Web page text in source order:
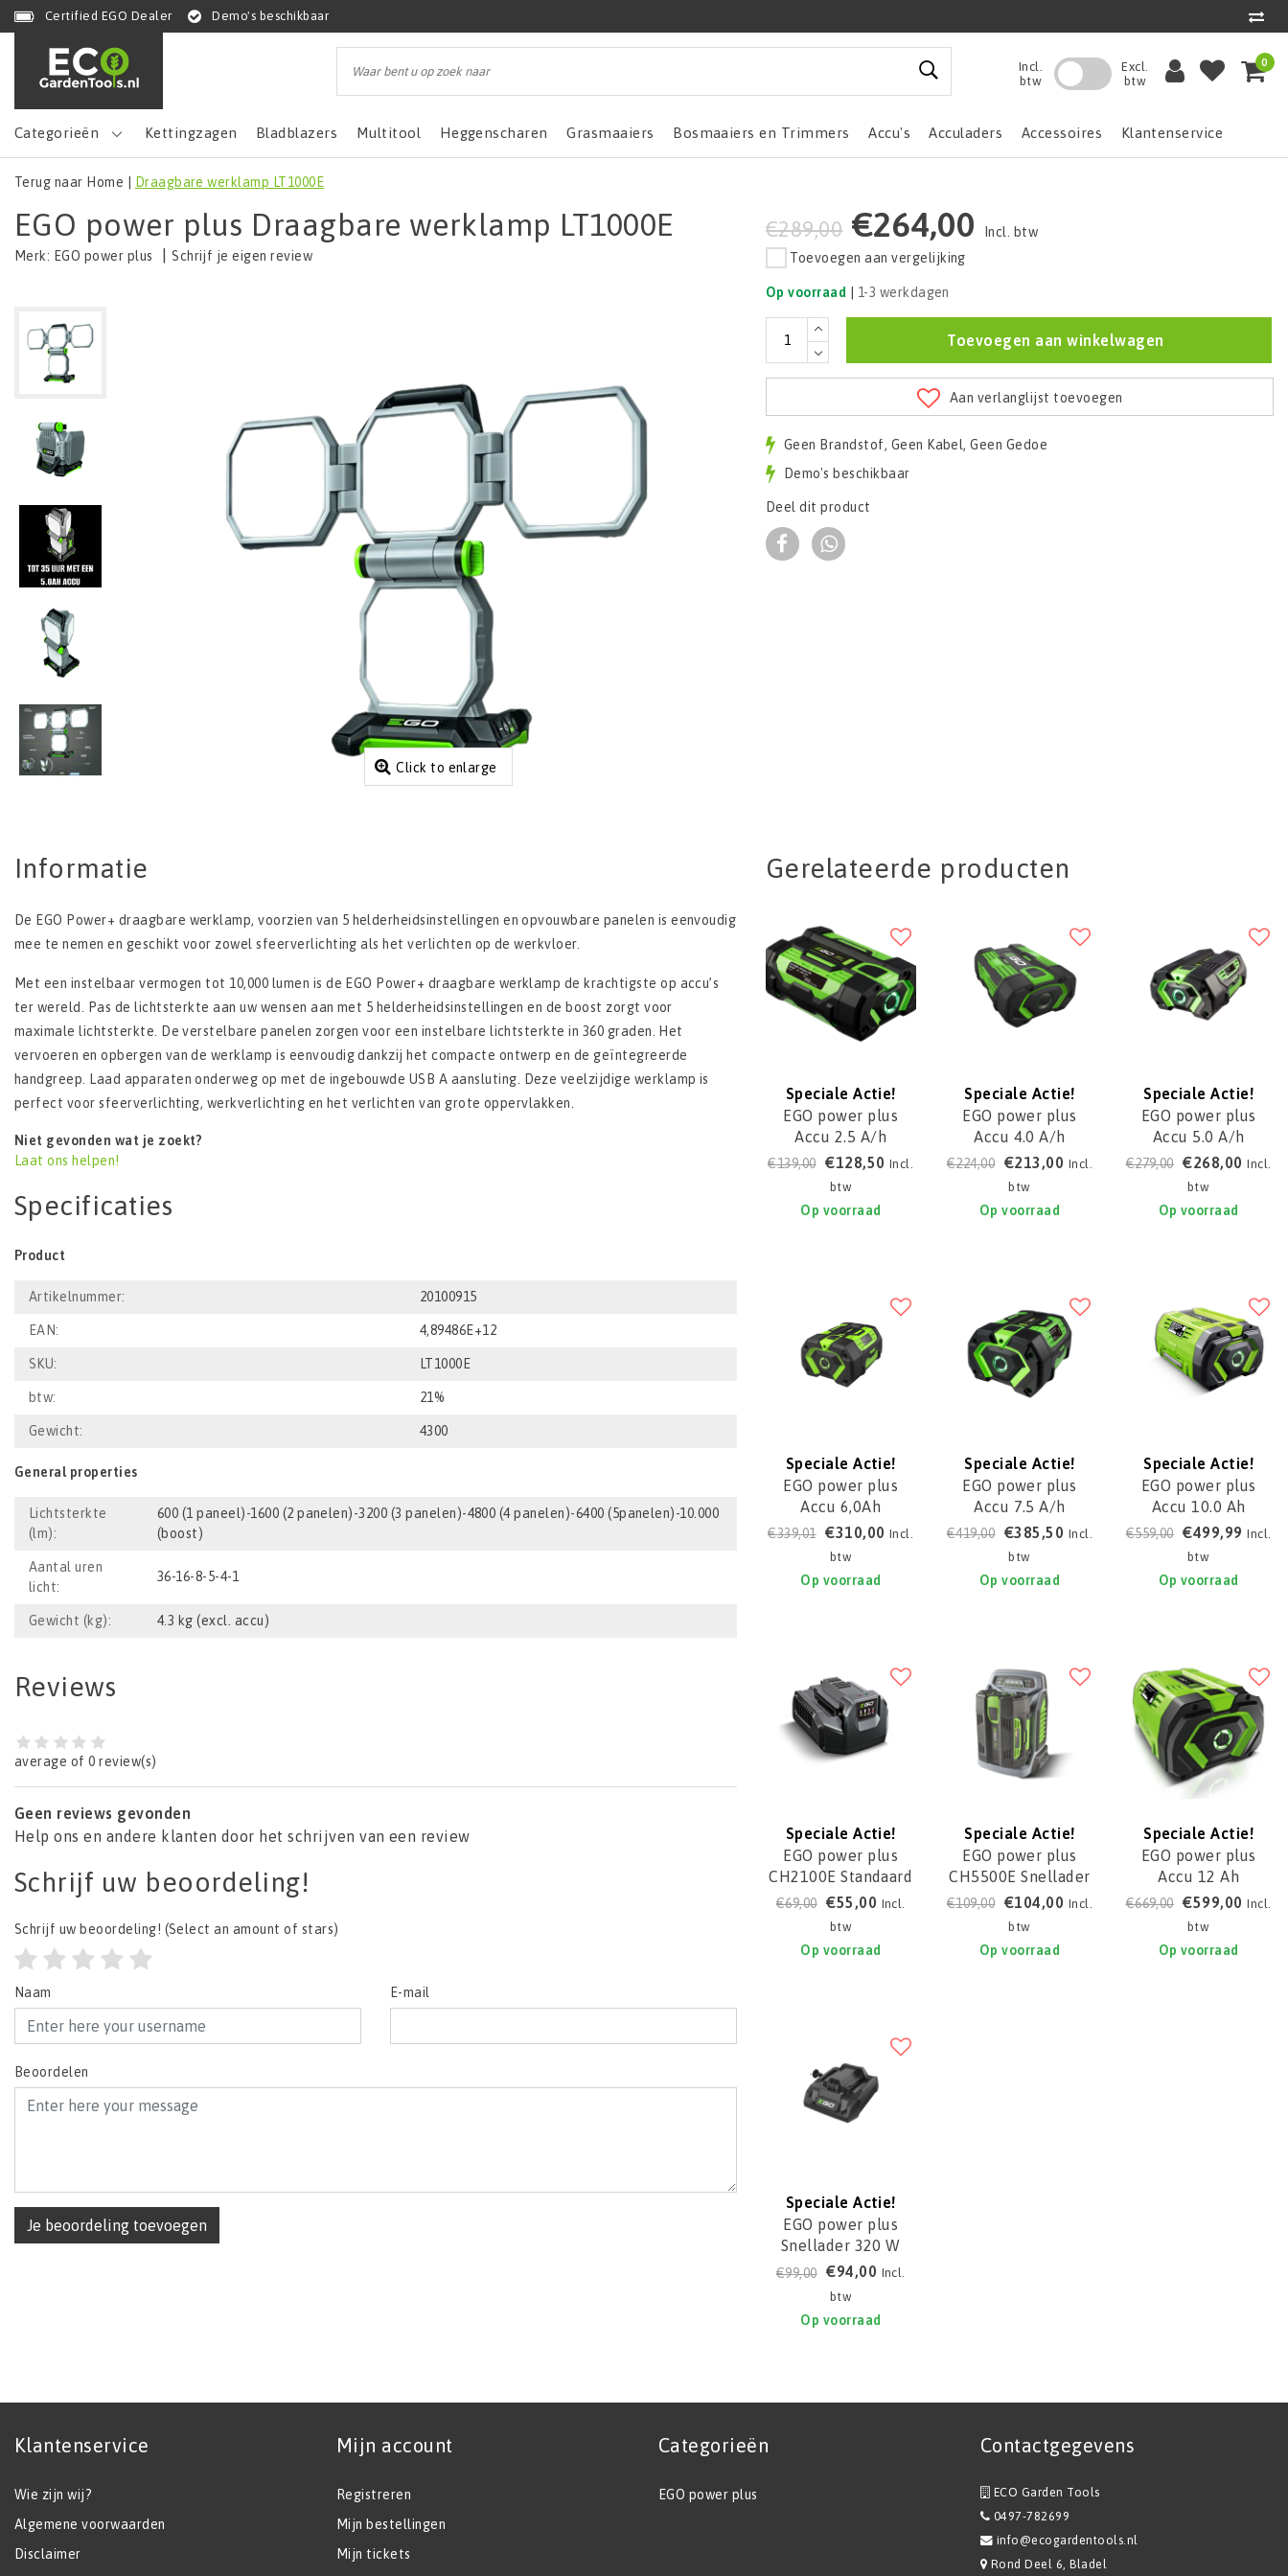
Certified EGO Dealer Demo's beschikbaar
Incl.
btw
Excl.
btw
0
Categorieën Kettingzagen Bladblazers Multitool Heggenscharen Grasmaaiers Bosmaaiers en Trimmers Accu's Acculaders Accessoires Klantenservice
Terug naar Home Draagbare werklamp LT1000E
EGO power plus Draagbare werklamp LT1000E
Merk: EGO power plus |Schrijf je eigen review
Click to enlarge
€289,00 €264,00
Incl. btw
Toevoegen aan vergelijking
Op voorraad 1-3 werkdagen
Toevoegen aan winkelwagen
Aan verlanglijst toevoegen
Geen Brandstof, Geen Kabel, Geen Gedoe
Demo's beschikbaar
Deel dit product
Informatie
De EGO Power+ draagbare werklamp, voorzien van 5 helderheidsinstellingen en opvouwbare panelen is eenvoudig
mee te nemen en geschikt voor zowel sfeerverlichting als het verlichten op de werkvloer.
Met een instelbaar vermogen tot 10,000 lumen is de EGO Power+ draagbare werklamp de krachtigste op accu’s
ter wereld. Pas de lichtsterkte aan uw wensen aan met 5 helderheidsinstellingen en de boost zorgt voor
maximale lichtsterkte. De verstelbare panelen zorgen voor een instelbare lichtsterkte in 360 graden. Het
vervoeren en opbergen van de werklamp is eenvoudig dankzij het compacte ontwerp en de geïntegreerde
handgreep. Laad apparaten onderweg op met de ingebouwde USB A aansluting. Deze veelzijdige werklamp is
perfect voor sfeerverlichting, werkverlichting en het verlichten van grote oppervlakken.
Niet gevonden wat je zoekt?
Laat ons helpen!
Specificaties
Product
Artikelnummer: 20100915
EAN: 4,89486E+12
SKU: LT1000E
btw: 21%
Gewicht: 4300
General properties
Lichtsterkte
(lm):
600 (1 paneel)-1600 (2 panelen)-3200 (3 panelen)-4800 (4 panelen)-6400 (5panelen)-10.000
(boost)
Aantal uren
licht:
36-16-8-5-4-1
Gewicht (kg): 4.3 kg (excl. accu)
Reviews
average of 0 review(s)
Geen reviews gevonden
Help ons en andere klanten door het schrijven van een review
Schrijf uw beoordeling!
Schrijf uw beoordeling! (Select an amount of stars)
Naam E-mail
Beoordelen
Je beoordeling toevoegen
Gerelateerde producten
Speciale Actie!
EGO power plus
Accu 2.5 A/h
BA1400T
€139,00 €128,50 Incl.
btw
Op voorraad
Speciale Actie!
EGO power plus
Accu 4.0 A/h
BA2240E
€224,00 €213,00 Incl.
btw
Op voorraad
Speciale Actie!
EGO power plus
Accu 5.0 A/h
BA2800T
€279,00 €268,00 Incl.
btw
Op voorraad
Speciale Actie!
EGO power plus
Accu 6,0Ah
BA3360T
€339,01 €310,00 Incl.
btw
Op voorraad
Speciale Actie!
EGO power plus
Accu 7.5 A/h
BA4200T
€419,00 €385,50 Incl.
btw
Op voorraad
Speciale Actie!
EGO power plus
Accu 10.0 Ah
BA5600T
€559,00 €499,99 Incl.
btw
Op voorraad
Speciale Actie!
EGO power plus
CH2100E Standaard
Lader
€69,00 €55,00 Incl.
btw
Op voorraad
Speciale Actie!
EGO power plus
CH5500E Snellader
€109,00 €104,00 Incl.
btw
Op voorraad
Speciale Actie!
EGO power plus
Accu 12 Ah
BA6720T
€669,00 €599,00 Incl.
btw
Op voorraad
Speciale Actie!
EGO power plus
Snellader 320 W
CH3200E
€99,00 €94,00 Incl.
btw
Op voorraad
Klantenservice
Wie zijn wij?
Algemene voorwaarden
Disclaimer
Mijn account
Registreren
Mijn bestellingen
Mijn tickets
Categorieën
EGO power plus
Contactgegevens
ECO Garden Tools
0497-782699
info@ecogardentools.nl
Rond Deel 6, Bladel